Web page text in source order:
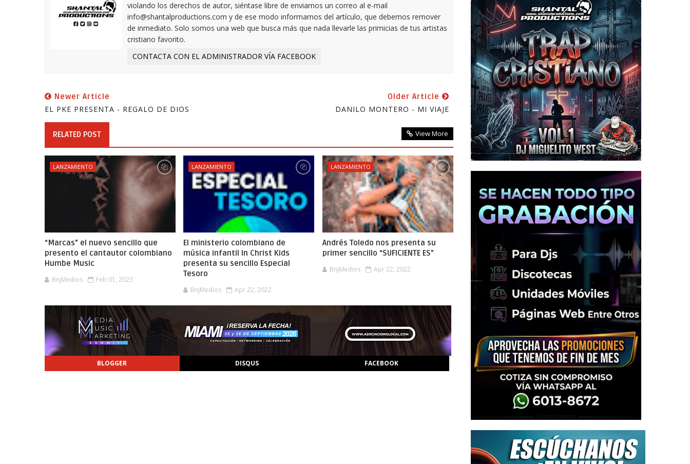
violando los derechos de autor, siéntase libre de enviarnos un correo al e-mail
info@shantalproductions.com y de ese modo informarnos del artículo, que debemos remover
de inmediato. Solo somos una web que busca más que nada llevarle las primicias de tus artistas
cristiano favorito.
CONTACTA CON EL ADMINISTRADOR VÍA FACEBOOK
Newer Article
EL PKE PRESENTA - REGALO DE DIOS
Older Article
DANILO MONTERO - MI VIAJE
RELATED POST View More
LANZAMIENTO
“Marcas” el nuevo sencillo que
presento el cantautor colombiano
Humbe Music
BnjMedios Feb 01, 2023
LANZAMIENTO
El ministerio colombiano de
música infantil In Christ Kids
presenta su sencillo Especial
Tesoro
BnjMedios Apr 22, 2022
LANZAMIENTO
Andrés Toledo nos presenta su
primer sencillo “SUFICIENTE ES”
BnjMedios Apr 22, 2022
BLOGGER DISQUS FACEBOOK